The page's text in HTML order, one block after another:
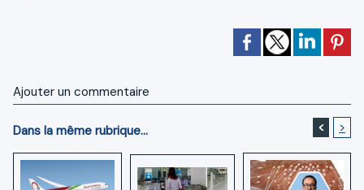
Ajouter un commentaire
Dans la même rubrique... < >